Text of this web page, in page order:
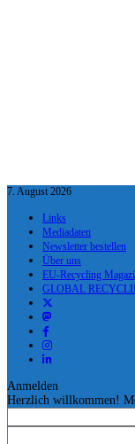
7. August 2026
Links
Mediadaten
Newsletter bestellen
Über uns
EU-Recycling
GLOBAL
Anmelden
Herzlich willkommen!